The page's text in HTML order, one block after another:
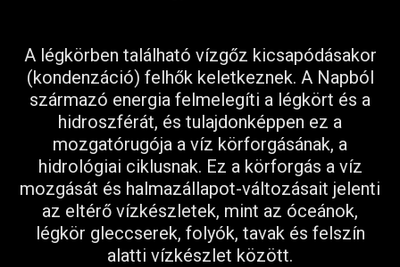
A légkörben található vízgőz kicsapódásakor
(kondenzáció) felhők keletkeznek. A Napból
származó energia felmelegíti a légkört és a
hidroszférát, és tulajdonképpen ez a
mozgatórugója a víz körforgásának, a
hidrológiai ciklusnak. Ez a körforgás a víz
mozgását és halmazállapot-változásait jelenti
az eltérő vízkészletek, mint az óceánok,
légkör gleccserek, folyók, tavak és felszín
alatti vízkészlet között.